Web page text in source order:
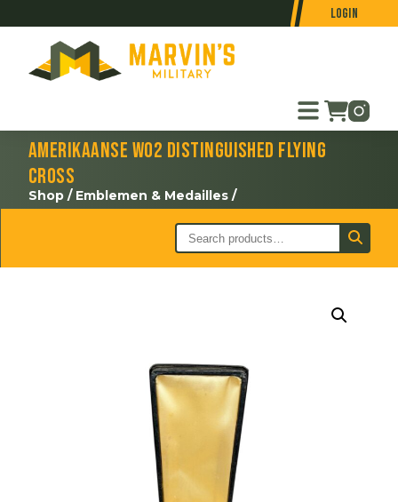
Login
Amerikaanse WO2 Distinguished Flying
Cross
Shop / Emblemen & Medailles /